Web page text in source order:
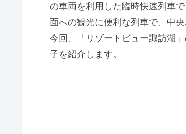
の車両を利用した臨時快速列車
面への観光に便利な列車で、中
今回、「リゾートビュー諏訪湖
子を紹介します。